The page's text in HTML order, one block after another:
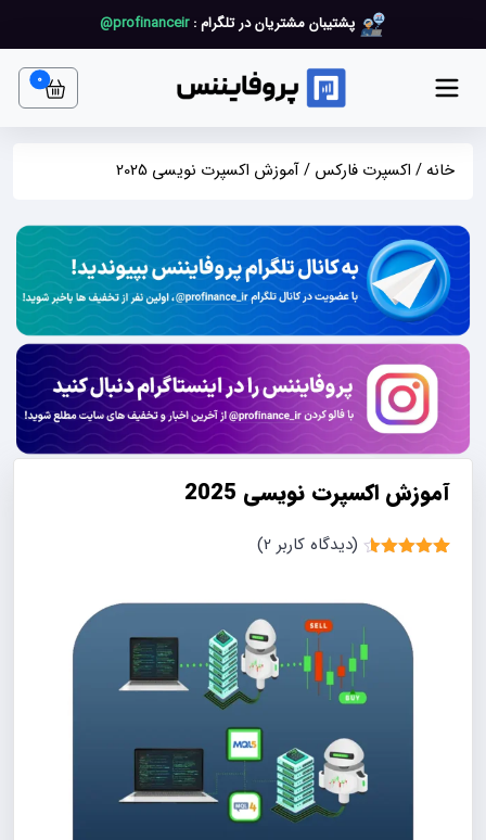
پشتیبان مشتریان در تلگرام :profinanceir@
0
item
خانه/ اکسپرت فارکس / آموزش اکسپرت نویسی 2025
آموزش اکسپرت نویسی 2025
(دیدگاه کاربر 2
)